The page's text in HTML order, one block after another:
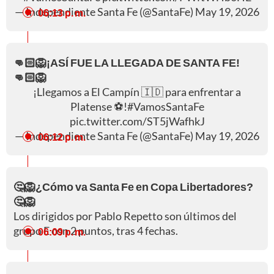
— Independiente Santa Fe (@SantaFe) May 19, 2026
06:13 p. m.
👊🏻🦁¡ASÍ FUE LA LLEGADA DE SANTA FE!
👊🏻🦁
¡Llegamos a El Campín 🇮🇩 para enfrentar a
Platense ⚽️!#VamosSantaFe
pic.twitter.com/ST5jWafhkJ
— Independiente Santa Fe (@SantaFe) May 19, 2026
06:12 p. m.
🤔🦁¿Cómo va Santa Fe en Copa Libertadores?
🤔🦁
Los dirigidos por Pablo Repetto son últimos del
grupo E con 2 puntos, tras 4 fechas.
06:09 p. m.